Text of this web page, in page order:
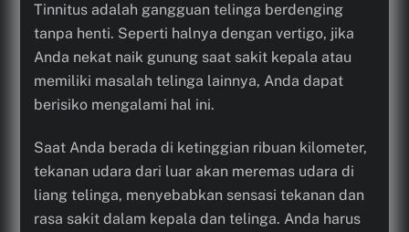
Tinnitus adalah gangguan telinga berdenging
tanpa henti. Seperti halnya dengan vertigo, jika
Anda nekat naik gunung saat sakit kepala atau
memiliki masalah telinga lainnya, Anda dapat
berisiko mengalami hal ini.
Saat Anda berada di ketinggian ribuan kilometer,
tekanan udara dari luar akan meremas udara di
liang telinga, menyebabkan sensasi tekanan dan
rasa sakit dalam kepala dan telinga. Anda harus